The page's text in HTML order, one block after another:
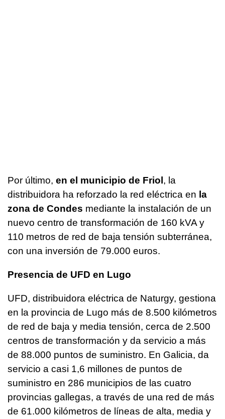
Por último, en el municipio de Friol, la
distribuidora ha reforzado la red eléctrica en la
zona de Condes mediante la instalación de un
nuevo centro de transformación de 160 kVA y
110 metros de red de baja tensión subterránea,
con una inversión de 79.000 euros.
Presencia de UFD en Lugo
UFD, distribuidora eléctrica de Naturgy, gestiona
en la provincia de Lugo más de 8.500 kilómetros
de red de baja y media tensión, cerca de 2.500
centros de transformación y da servicio a más
de 88.000 puntos de suministro. En Galicia, da
servicio a casi 1,6 millones de puntos de
suministro en 286 municipios de las cuatro
provincias gallegas, a través de una red de más
de 61.000 kilómetros de líneas de alta, media y